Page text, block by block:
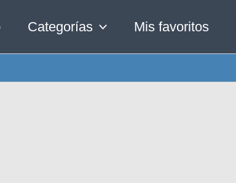
Categorías Mis favoritos